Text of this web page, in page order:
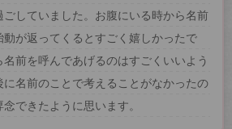
していました。お腹にいる時から名前
動が返ってくるとすごく嬉しかったで
前を呼んであげるのはすごくいいよう
名前のことで考えることがなかったの
できたように思います。